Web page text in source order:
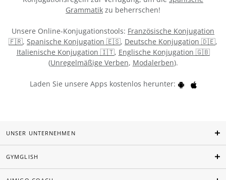
Grammatik zu beherrschen!
Unsere Online-Konjugationstools: Französische Konjugation
🇫🇷, Spanische Konjugation 🇪🇸, Deutsche Konjugation 🇩🇪,
Italienische Konjugation 🇮🇹, Englische Konjugation 🇬🇧
(Unregelmäßige Verben, Modalerben).
Laden Sie unsere Apps kostenlos herunter:
UNSER UNTERNEHMEN
GYMGLISH